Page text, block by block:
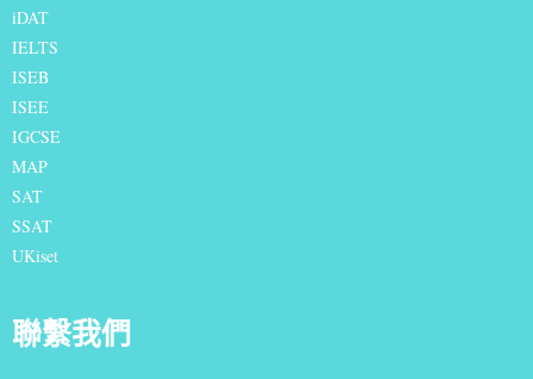
iDAT
IELTS
ISEB
ISEE
IGCSE
MAP
SAT
SSAT
UKiset
聯繫我們